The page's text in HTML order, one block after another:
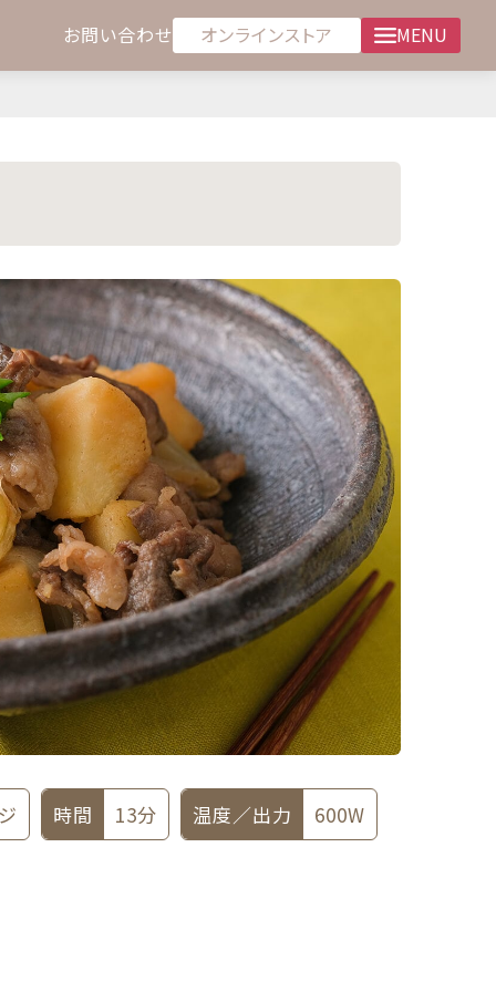
お問い合わせ オンラインストア MENU
時間 13分 温度／出力 600W